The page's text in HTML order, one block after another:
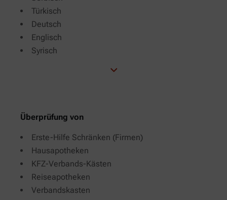
Türkisch
Deutsch
Englisch
Syrisch
Überprüfung von
Erste-Hilfe Schränken (Firmen)
Hausapotheken
KFZ-Verbands-Kästen
Reiseapotheken
Verbandskasten